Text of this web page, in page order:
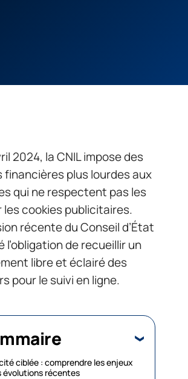
2024, la CNIL impose des
financières plus lourdes aux
qui ne respectent pas les
les cookies publicitaires.
récente du Conseil d’État
l’obligation de recueillir un
libre et éclairé des
pour le suivi en ligne.
ciblée : comprendre les enjeux
évolutions récentes